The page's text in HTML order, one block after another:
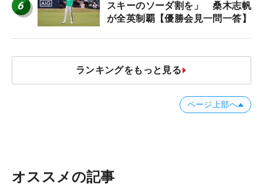
6
スキーのソーダ割を」 桑木志帆
が全英制覇【優勝会見一問一答】
ランキングをもっと見る
ページ上部へ
オススメの記事